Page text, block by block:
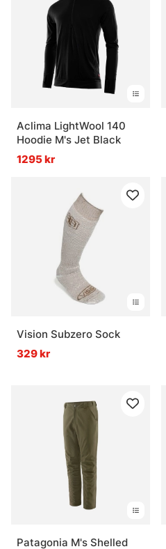
Aclima LightWool 140
Hoodie M's Jet Black
1295 kr
Vision Subzero Sock
329 kr
Patagonia M's Shelled